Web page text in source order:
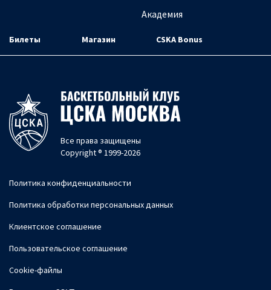
Академия
Билеты Магазин CSKA Bonus
Все права защищены
Copyright ® 1999-2026
Политика конфиденциальности
Политика обработки персональных данных
Клиентское соглашение
Пользовательское соглашение
Cookie-файлы